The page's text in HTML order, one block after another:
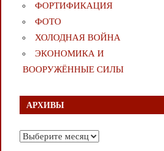
ФОРТИФИКАЦИЯ
ФОТО
ХОЛОДНАЯ ВОЙНА
ЭКОНОМИКА И
ВООРУЖЁННЫЕ СИЛЫ
АРХИВЫ
Архивы